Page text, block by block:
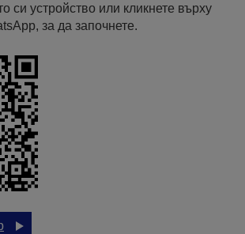
си устройство или кликнете върху
за да започнете.